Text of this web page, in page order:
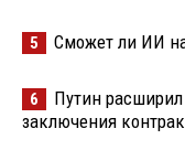
5 Сможет ли ИИ
6
Путин
заключения